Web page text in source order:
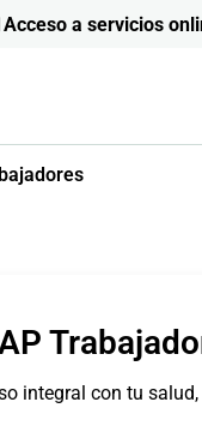
Acceso a servicios
integral con tu